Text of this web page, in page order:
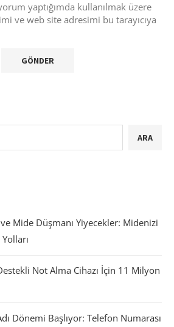
yaptığımda kullanılmak üzere
ve web site adresimi bu tarayıcıya
ARA
Mide Düşmanı Yiyecekler: Midenizi
Not Alma Cihazı İçin 11 Milyon
Dönemi Başlıyor: Telefon Numarası